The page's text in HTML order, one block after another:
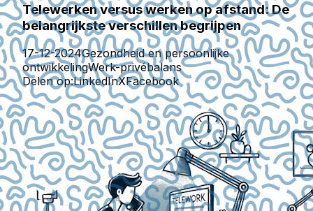
Telewerken versus werken op afstand: De
belangrijkste verschillen begrijpen
17-12-2024Gezondheid en persoonlijke
ontwikkelingWerk-privébalans
Delen op:LinkedInXFacebook